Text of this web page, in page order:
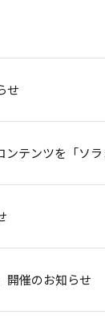
せ
テンツを「ソ
開催のお知らせ